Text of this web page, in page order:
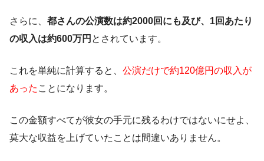
さらに、 都さんの公演数は約2000回にも及び、1回あたり
の収入は約600万円 とされています。
これを単純に計算すると、 公演だけで約120億円の収入が
あった ことになります。
この金額すべてが彼女の手元に残るわけではないにせよ、
莫大な収益を上げていたことは間違いありません。